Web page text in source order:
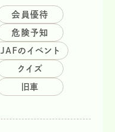
会員優待
危険予知
JAFのイベント
クイズ
旧車